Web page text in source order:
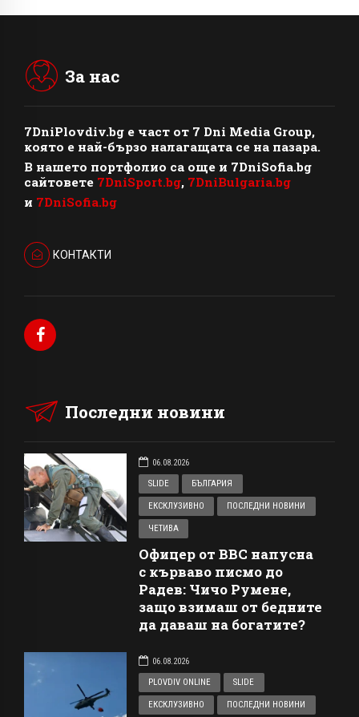
За нас
7DniPlovdiv.bg e част от 7 Dni Media Group,
която е най-бързо налагащата се на пазара.
В нашето портфолио са още и 7DniSofia.bg
сайтовете 7DniSport.bg, 7DniBulgaria.bg
и 7DniSofia.bg
КОНТАКТИ
Последни новини
06.08.2026
SLIDE
БЪЛГАРИЯ
ЕКСКЛУЗИВНО ПОСЛЕДНИ НОВИНИ
ЧЕТИВА
Офицер от ВВС напусна
с кърваво писмо до
Радев: Чичо Румене,
защо взимаш от бедните
да даваш на богатите?
06.08.2026
PLOVDIV ONLINE
SLIDE
ЕКСКЛУЗИВНО ПОСЛЕДНИ НОВИНИ